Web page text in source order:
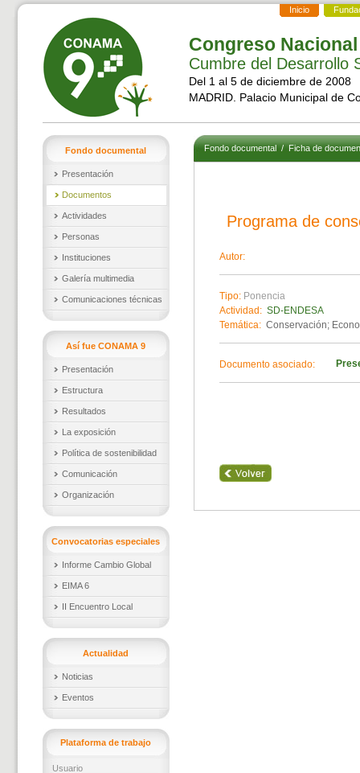
Inicio
Congreso
Cumbre del Desarrollo
Del 1 al 5 de diciembre de 2008
MADRID. Palacio Municipal de
Fondo documental
Presentación
Documentos
Actividades
Personas
Instituciones
Galería multimedia
Comunicaciones técnicas
Así fue CONAMA 9
Presentación
Estructura
Resultados
La exposición
Política de sostenibilidad
Comunicación
Organización
Convocatorias especiales
Informe Cambio Global
EIMA 6
II Encuentro Local
Actualidad
Noticias
Eventos
Plataforma de trabajo
Usuario
Fondo documental/Ficha de
Programa de
Autor:
Tipo: Ponencia
Actividad: SD-ENDESA
Temática: Conservación;
Documento asociado: